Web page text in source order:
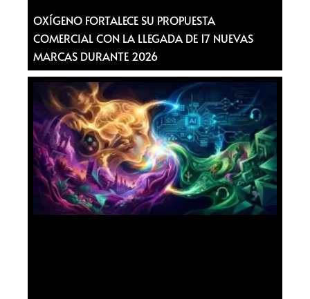
OXÍGENO FORTALECE SU PROPUESTA
COMERCIAL CON LA LLEGADA DE 17 NUEVAS
MARCAS DURANTE 2026